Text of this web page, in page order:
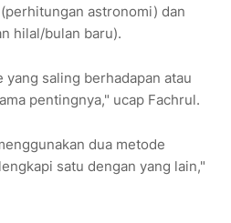
astronomi) dan
hilal/bulan baru).
saling berhadapan atau
pentingnya," ucap Fachrul.
dua metode
satu dengan yang lain,"